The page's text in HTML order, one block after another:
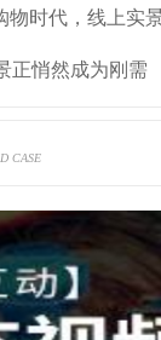
正悄然成为刚需
CASE